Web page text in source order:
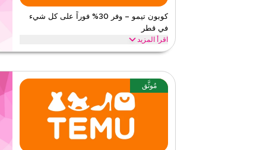
٣ ٢
كوبون تيمو – وفر 30% فوراً على كل شيء
في قطر
اقرأ المزيد
وفر 30% فوراً مع كود تيمو هذا على كل شيء. استبدل
تيمو الأحكام والشروط
الحد الأدنى للطلب
على
مُوثَّق